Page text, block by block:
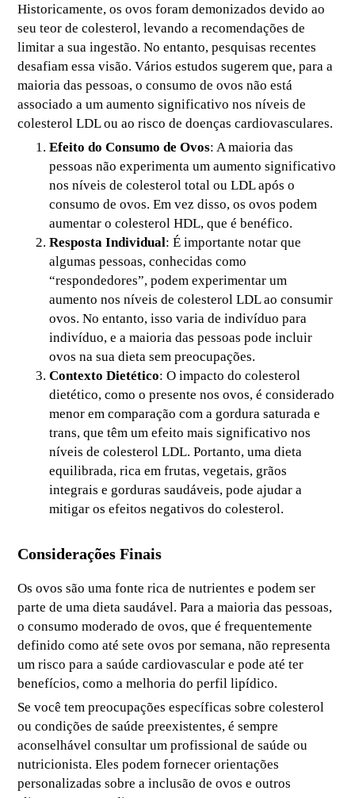
Historicamente, os ovos foram demonizados devido ao
seu teor de colesterol, levando a recomendações de
limitar a sua ingestão. No entanto, pesquisas recentes
desafiam essa visão. Vários estudos sugerem que, para a
maioria das pessoas, o consumo de ovos não está
associado a um aumento significativo nos níveis de
colesterol LDL ou ao risco de doenças cardiovasculares.
Efeito do Consumo de Ovos: A maioria das
pessoas não experimenta um aumento significativo
nos níveis de colesterol total ou LDL após o
consumo de ovos. Em vez disso, os ovos podem
aumentar o colesterol HDL, que é benéfico.
Resposta Individual: É importante notar que
algumas pessoas, conhecidas como
“respondedores”, podem experimentar um
aumento nos níveis de colesterol LDL ao consumir
ovos. No entanto, isso varia de indivíduo para
indivíduo, e a maioria das pessoas pode incluir
ovos na sua dieta sem preocupações.
Contexto Dietético: O impacto do colesterol
dietético, como o presente nos ovos, é considerado
menor em comparação com a gordura saturada e
trans, que têm um efeito mais significativo nos
níveis de colesterol LDL. Portanto, uma dieta
equilibrada, rica em frutas, vegetais, grãos
integrais e gorduras saudáveis, pode ajudar a
mitigar os efeitos negativos do colesterol.
Considerações Finais
Os ovos são uma fonte rica de nutrientes e podem ser
parte de uma dieta saudável. Para a maioria das pessoas,
o consumo moderado de ovos, que é frequentemente
definido como até sete ovos por semana, não representa
um risco para a saúde cardiovascular e pode até ter
benefícios, como a melhoria do perfil lipídico.
Se você tem preocupações específicas sobre colesterol
ou condições de saúde preexistentes, é sempre
aconselhável consultar um profissional de saúde ou
nutricionista. Eles podem fornecer orientações
personalizadas sobre a inclusão de ovos e outros